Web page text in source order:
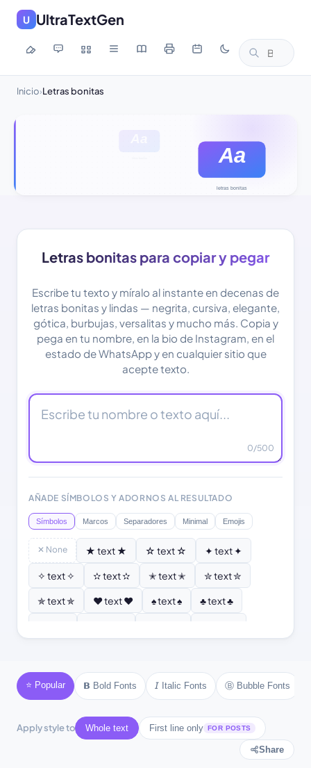
U UltraTextGen
Inicio›Letras bonitas
Letras bonitas para copiar y pegar
Escribe tu texto y míralo al instante en decenas de
letras bonitas y lindas — negrita, cursiva, elegante,
gótica, burbujas, versalitas y mucho más. Copia y
pega en tu nombre, en la bio de Instagram, en el
estado de WhatsApp y en cualquier sitio que
acepte texto.
0/500
AÑADE SÍMBOLOS Y ADORNOS AL RESULTADO
Símbolos Marcos Separadores Minimal Emojis
✕ None ★ text ★ ☆ text ☆
✦ text ✦
✧ text ✧
✫ text ✫ ✭ text ✭
✮ text ✮
✯ text ✯
♥ text ♥ ♠ text ♠
♣ text ♣
☾ text ☾
⚜ text ⚜ ⚓ text ⚓
♪ text ♪
♫ text ♫
⚘ text ⚘
⭐ Popular 𝗕 Bold Fonts 𝘐 Italic Fonts Ⓑ Bubble Fonts
Apply style to Whole text First line only FOR POSTS
Share